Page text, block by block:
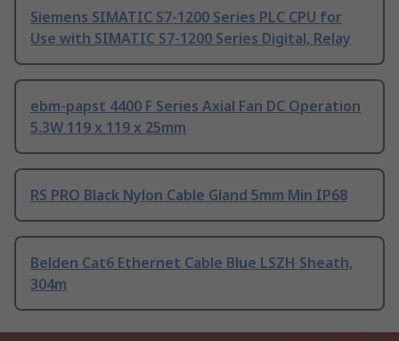
Siemens SIMATIC S7-1200 Series PLC CPU for
Use with SIMATIC S7-1200 Series Digital, Relay
ebm-papst 4400 F Series Axial Fan DC Operation
5.3W 119 x 119 x 25mm
RS PRO Black Nylon Cable Gland 5mm Min IP68
Belden Cat6 Ethernet Cable Blue LSZH Sheath,
304m